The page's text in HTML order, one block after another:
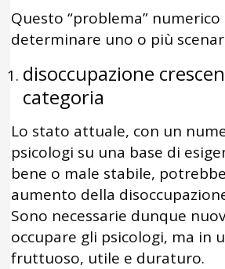
Questo “problema” numerico
determinare uno o più
disoccupazione
categoria
Lo stato attuale, con un
psicologi su una base di
bene o male stabile,
aumento della
Sono necessarie dunque
occupare gli psicologi, ma in
fruttuoso, utile e duraturo.